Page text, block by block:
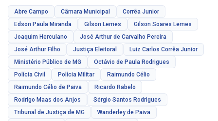
Abre Campo Câmara Municipal
Corrêa Junior
Edson Paula Miranda
Gilson Lemes
Gilson Soares Lemes
Joaquim Herculano
José Arthur de Carvalho Pereira
José Arthur Filho
Justiça Eleitoral
Luiz Carlos Corrêa Junior
Ministério Público de MG
Octávio de Paula Rodrigues
Polícia Civil
Polícia Militar
Raimundo Célio
Raimundo Célio de Paiva
Ricardo Rabelo
Rodrigo Maas dos Anjos
Sérgio Santos Rodrigues
Tribunal de Justiça de MG
Wanderley de Paiva